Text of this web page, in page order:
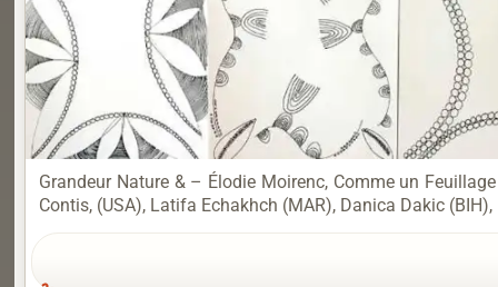
Grandeur Nature & – Élodie Moirenc, Comme un
Contis, (USA), Latifa Echakhch (MAR), Danica Dakic